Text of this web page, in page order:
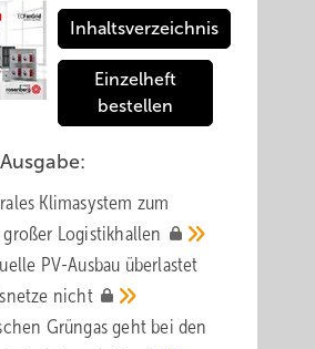
Inhaltsverzeichnis
Einzelheft
bestellen
Klimasystem zum
großer Logistik­hallen
PV-Ausbau über­lastet
nicht
Grüngas geht bei den